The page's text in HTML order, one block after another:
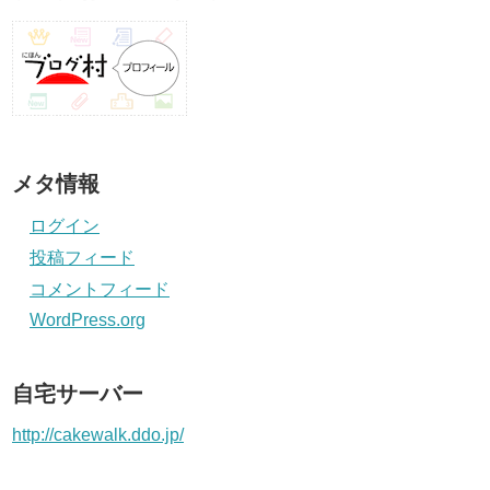
メタ情報
ログイン
投稿フィード
コメントフィード
WordPress.org
自宅サーバー
http://cakewalk.ddo.jp/